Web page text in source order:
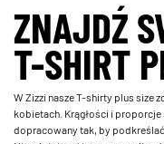
ZNAJDŹ
T-SHIRT
W Zizzi nasze T-shirty plus size
kobietach. Krągłości i
dopracowany tak, by